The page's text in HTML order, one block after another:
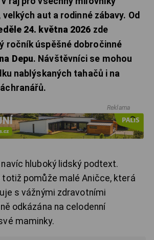
aut a rodinné zábavy. Od
24. května 2026 zde
ročník úspěšné dobročinné
Depu. Návštěvníci se mohou
nablýskaných tahačů i na
Reklama
hluboký lidský podtext.
totiž pomůže malé Aničce, která
s vážnými zdravotními
odkázána na celodenní
maminky.